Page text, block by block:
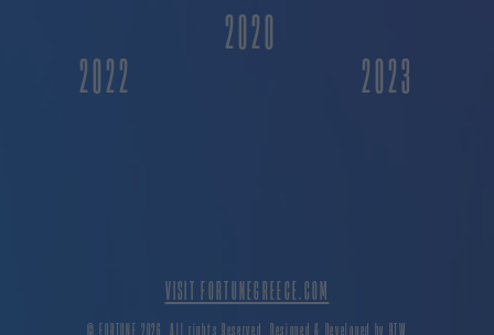
2020
2022
2023
VISIT FORTUNEGREECE.COM
© FORTUNE 2026. All rights Reserved. Designed & Developed by BTW